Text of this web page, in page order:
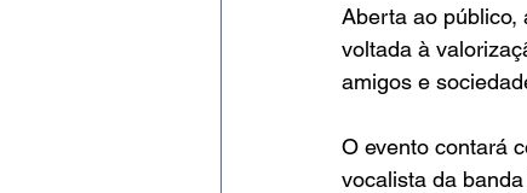
Aberta ao público,
voltada à
amigos e
O evento contará
vocalista da